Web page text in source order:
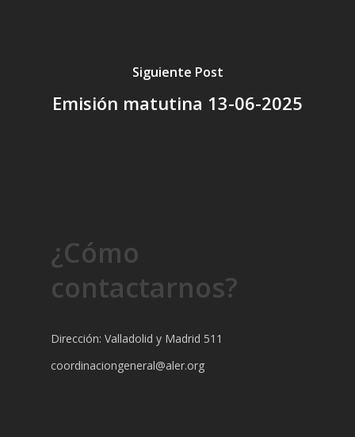
Siguiente Post
Emisión matutina 13-06-2025
¿Cómo
contactarnos?
Dirección: Valladolid y Madrid 511
coordinaciongeneral@aler.org